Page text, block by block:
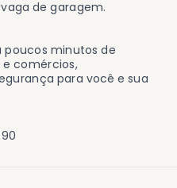
de garagem.
poucos minutos de
comércios,
para você e sua